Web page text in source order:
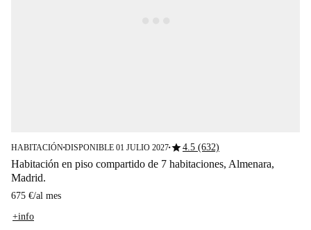
HABITACIÓN■DISPONIBLE 01 JULIO 2027■star4.5 (632)
Habitación en piso compartido de 7 habitaciones, Almenara,
Madrid.
675 €/al mes
+info